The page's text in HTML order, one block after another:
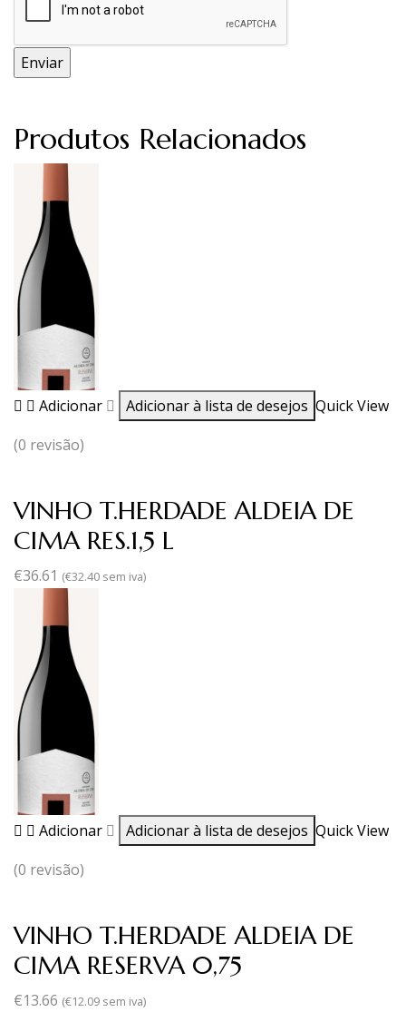
Produtos Relacionados
Adicionar Adicionar à lista de desejos Quick View
(0 revisão)
VINHO T.HERDADE ALDEIA DE
CIMA RES.1,5 L
€36.61 (€32.40 sem iva)
Adicionar Adicionar à lista de desejos Quick View
(0 revisão)
VINHO T.HERDADE ALDEIA DE
CIMA RESERVA 0,75
€13.66 (€12.09 sem iva)